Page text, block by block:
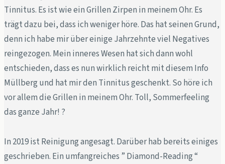
Tinnitus. Es ist wie ein Grillen Zirpen in meinem Ohr. Es
trägt dazu bei, dass ich weniger höre. Das hat seinen Grund,
denn ich habe mir über einige Jahrzehnte viel Negatives
reingezogen. Mein inneres Wesen hat sich dann wohl
entschieden, dass es nun wirklich reicht mit diesem Info
Müllberg und hat mir den Tinnitus geschenkt. So höre ich
vor allem die Grillen in meinem Ohr. Toll, Sommerfeeling
das ganze Jahr! ?
In 2019 ist Reinigung angesagt. Darüber hab bereits einiges
geschrieben. Ein umfangreiches ” Diamond-Reading “